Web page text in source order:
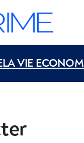
LA VIE